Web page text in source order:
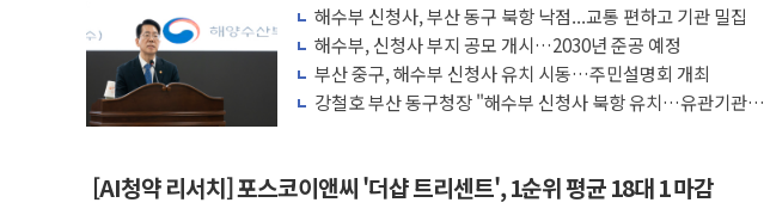
해수부 신청사, 부산 동구 북항 낙점...교통 편하고 기관 밀집
해수부, 신청사 부지 공모 개시…2030년 준공 예정
부산 중구, 해수부 신청사 유치 시동…주민설명회 개최
강철호 부산 동구청장 "해수부 신청사 북항 유치…유관기관과
[AI청약 리서치] 포스코이앤씨 '더샵 트리센트', 1순위 평균 18대 1 마감